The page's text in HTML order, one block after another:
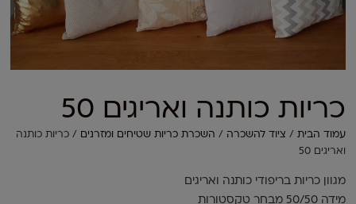
כריות כותנה ואריגים 50
עמוד הבית / ציוד להשכרה / השכרת כריות שטיחים ומזרנים / כריות כותנה
ואריגים 50
מגוון כריות בריפודי כותנה ואריגים
מידה 50/50 מבחר טקסטורות